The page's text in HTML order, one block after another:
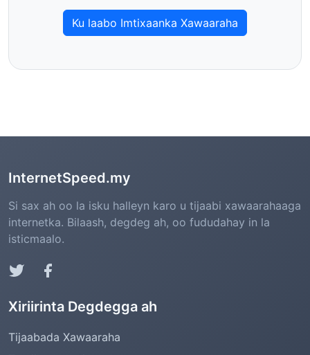
Ku laabo Imtixaanka Xawaaraha
InternetSpeed.my
Si sax ah oo la isku halleyn karo u tijaabi xawaarahaaga
internetka. Bilaash, degdeg ah, oo fududahay in la
isticmaalo.
Xiriirinta Degdegga ah
Tijaabada Xawaaraha